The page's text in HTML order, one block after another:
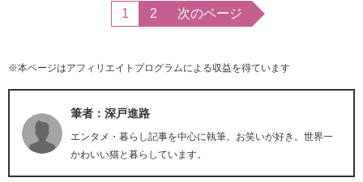
1 2 次のページ
※本ページはアフィリエイトプログラムによる収益を得ています
筆者：深戸進路
エンタメ・暮らし記事を中心に執筆。お笑いが好き。世界一
かわいい猫と暮らしています。